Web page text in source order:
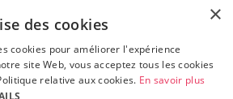
Toulouse.com - Toute reproduction est
— Politique de protection des données
personnelles
×
des cookies
cookies pour améliorer l'expérience
site Web, vous acceptez tous les cookies
relative aux cookies. En savoir plus